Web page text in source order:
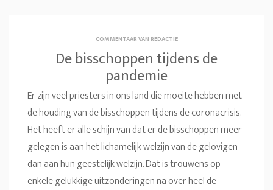
COMMENTAAR VAN REDACTIE
De bisschoppen tijdens de
pandemie
Er zijn veel priesters in ons land die moeite hebben met
de houding van de bisschoppen tijdens de coronacrisis.
Het heeft er alle schijn van dat er de bisschoppen meer
gelegen is aan het lichamelijk welzijn van de gelovigen
dan aan hun geestelijk welzijn. Dat is trouwens op
enkele gelukkige uitzonderingen na over heel de